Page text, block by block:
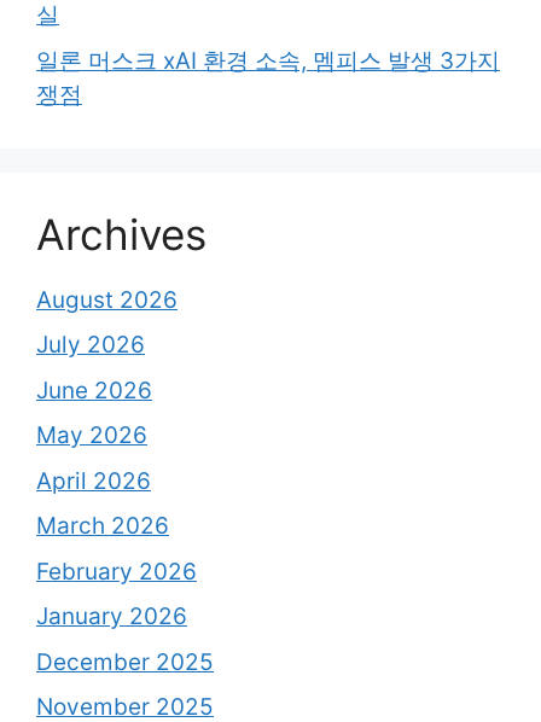
실
일론 머스크 xAI 환경 소속, 멤피스 발생 3가지
쟁점
Archives
August 2026
July 2026
June 2026
May 2026
April 2026
March 2026
February 2026
January 2026
December 2025
November 2025